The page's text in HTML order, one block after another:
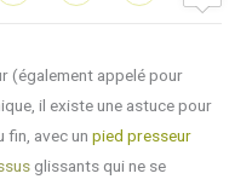
(également appelé pour
il existe une astuce pour
fin, avec un pied presseur
glissants qui ne se